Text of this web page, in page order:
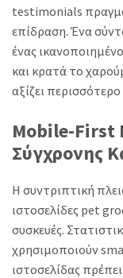
testimonials
επίδραση. Ένα
ένας
και κρατά το
αξίζει
Mobile-First
Σύγχρονης
Η συντριπτική
ιστοσελίδες pet
συσκευές.
χρησιμοποιούν
ιστοσελίδας